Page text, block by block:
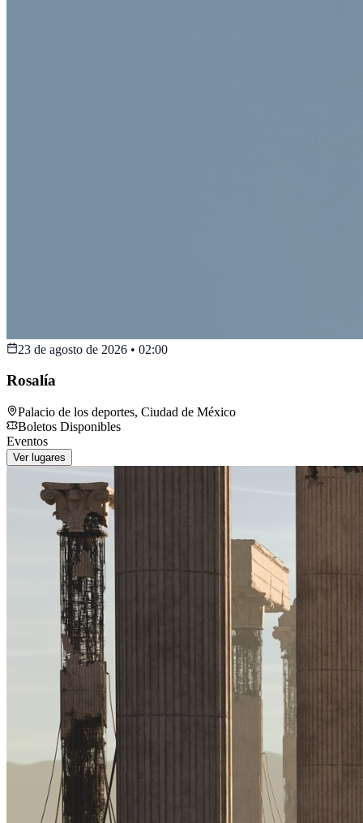
23 de agosto de 2026 • 02:00
Rosalía
Palacio de los deportes, Ciudad de México
Boletos Disponibles
Eventos
Ver lugares